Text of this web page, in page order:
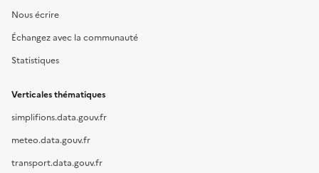
Nous écrire
Échangez avec la communauté
Statistiques
Verticales thématiques
simplifions.data.gouv.fr
meteo.data.gouv.fr
transport.data.gouv.fr